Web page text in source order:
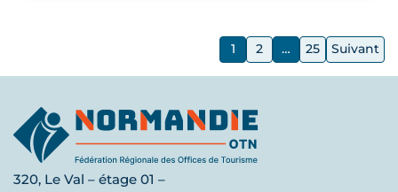
1 2 … 25 Suivant
320, Le Val – étage 01 –